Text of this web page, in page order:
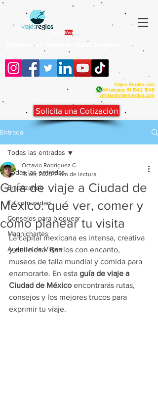
Veo
Siguenos en nuestras redes sociales:
Viajes Regios.com
Whatsapp 81 1542 1548
ventas@viajesregios.com
Solicita una Cotización
Entrada
Todas las entradas
Empezando
Tu comunidad
Consejos para bloguear
Magnichartes
Agencia de Viajes
Todas las entradas
Guía de viaje a Ciudad de
México: qué ver, comer y
cómo planear tu visita
Octavio Rodriguez C.
15 oct 2025 7 min de lectura
La capital mexicana es intensa, creativa
y deliciosa. Barrios con encanto,
museos de talla mundial y comida para
enamorarte. En esta guía de viaje a
Ciudad de México encontrarás rutas,
consejos y los mejores trucos para
exprimir tu viaje.